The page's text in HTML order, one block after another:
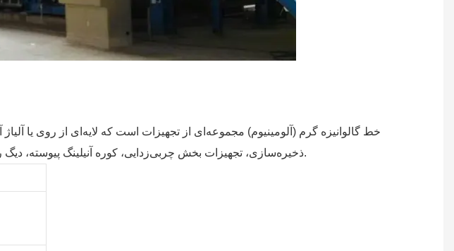
خط گالوانیزه گرم (آلومینیوم) مجموعه‌ای از تجهیزات است که لایه‌ای از روی یا
ذخیره‌سازی، تجهیزات بخش چربی‌زدایی، کوره آنیلینگ پیوسته، دیگ روی، چاقوی هوا، گذرگاه پوست، ترازکننده کشش، روغن‌زن، برش، رول جمع‌کن و سایر تجهیزات بود.